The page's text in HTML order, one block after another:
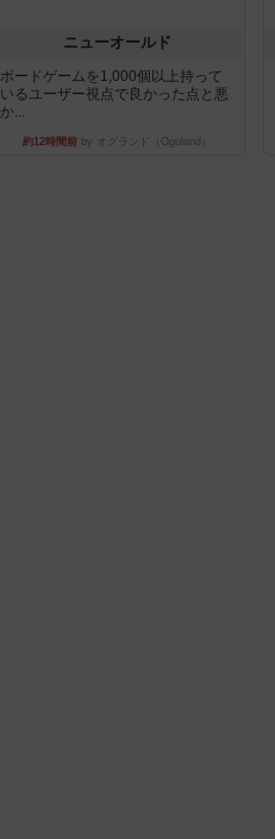
ニューオールド
ボードゲームを1,000個以上持って
いるユーザー視点で良かった点と悪
か...
約12時間前by オグランド（Oguland）